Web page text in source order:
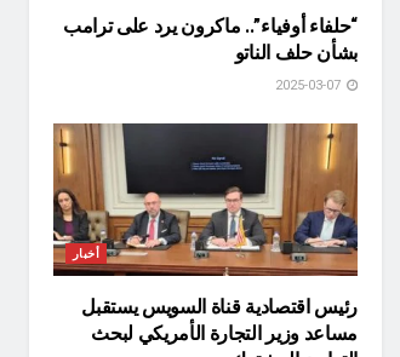
“حلفاء أوفياء”.. ماكرون يرد على ترامب
بشأن حلف الناتو
أخبار
رئيس اقتصادية قناة السويس يستقبل
مساعد وزير التجارة الأمريكي لبحث